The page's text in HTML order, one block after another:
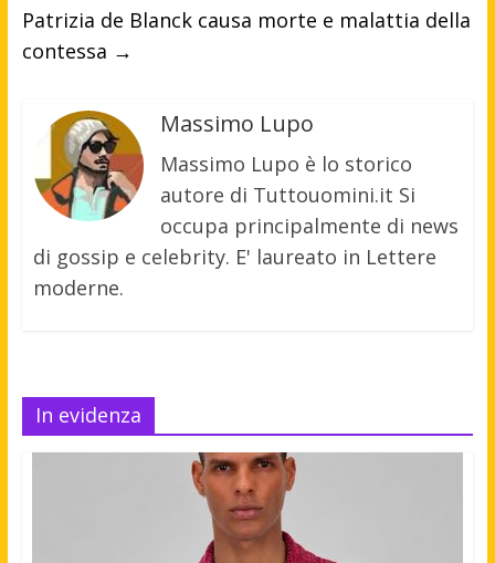
Patrizia de Blanck causa morte e malattia della
contessa →
Massimo Lupo
Massimo Lupo è lo storico
autore di Tuttouomini.it Si
occupa principalmente di news
di gossip e celebrity. E' laureato in Lettere
moderne.
In evidenza